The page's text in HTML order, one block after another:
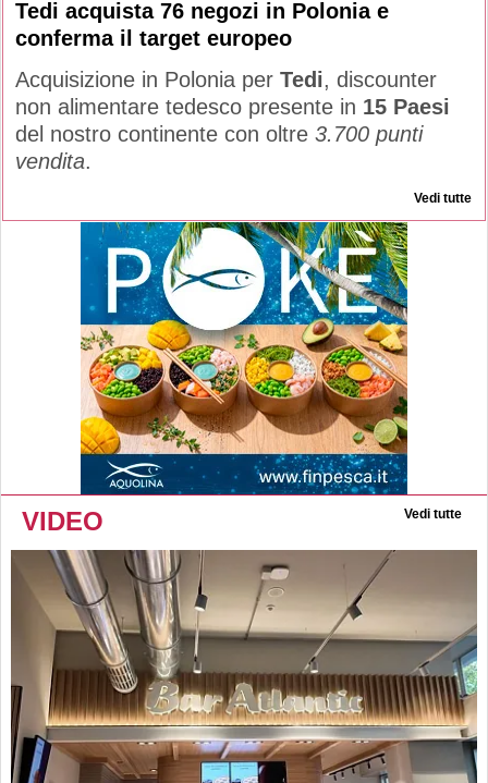
Tedi acquista 76 negozi in Polonia e
conferma il target europeo
Acquisizione in Polonia per Tedi, discounter
non alimentare tedesco presente in 15 Paesi
del nostro continente con oltre 3.700 punti
vendita.
Vedi tutte
VIDEO Vedi tutte